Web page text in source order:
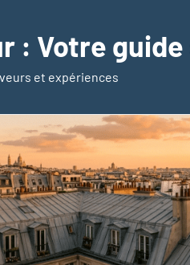
: Votre
et expériences